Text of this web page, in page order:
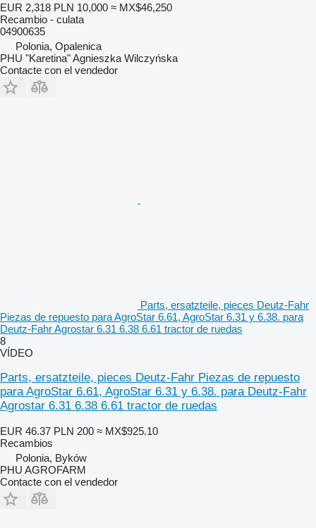
EUR 2,318 PLN 10,000 ≈ MX$46,250
Recambio - culata
04900635
Polonia, Opalenica
PHU "Karetina" Agnieszka Wilczyńska
Contacte con el vendedor
Parts, ersatzteile, pieces Deutz-Fahr
Piezas de repuesto para AgroStar 6.61, AgroStar 6.31 y 6.38. para
Deutz-Fahr Agrostar 6.31 6.38 6.61 tractor de ruedas
8
VÍDEO
Parts, ersatzteile, pieces Deutz-Fahr Piezas de repuesto
para AgroStar 6.61, AgroStar 6.31 y 6.38. para Deutz-Fahr
Agrostar 6.31 6.38 6.61 tractor de ruedas
EUR 46.37 PLN 200 ≈ MX$925.10
Recambios
Polonia, Byków
PHU AGROFARM
Contacte con el vendedor